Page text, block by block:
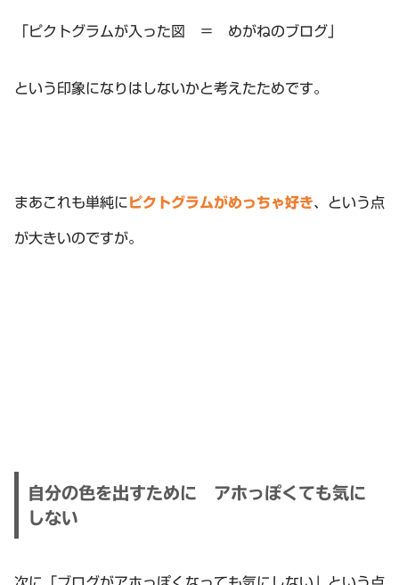
「ピクトグラムが入った図 ＝ めがねのブログ」
という印象になりはしないかと考えたためです。
まあこれも単純に ピクトグラムがめっちゃ好き、という点
が大きいのですが。
自分の色を出すために アホっぽくても気に
しない